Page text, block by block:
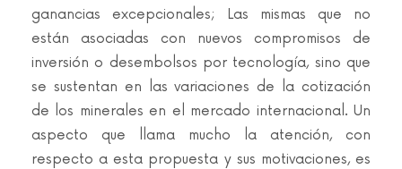
ganancias excepcionales; Las mismas que no
están asociadas con nuevos compromisos de
inversión o desembolsos por tecnología, sino que
se sustentan en las variaciones de la cotización
de los minerales en el mercado internacional. Un
aspecto que llama mucho la atención, con
respecto a esta propuesta y sus motivaciones, es